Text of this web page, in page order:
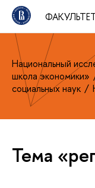
Национальный
школа экономики»
социальных наук
Тема